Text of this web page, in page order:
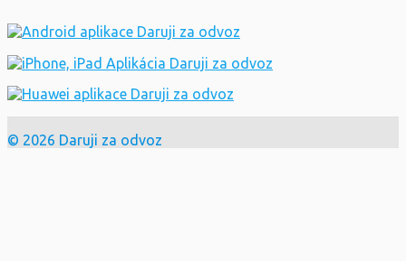
Ochrana údajů